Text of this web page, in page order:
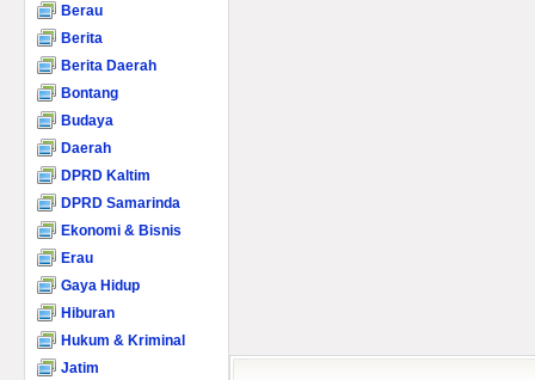
Berau
Berita
Berita Daerah
Bontang
Budaya
Daerah
DPRD Kaltim
DPRD Samarinda
Ekonomi & Bisnis
Erau
Gaya Hidup
Hiburan
Hukum & Kriminal
Jatim